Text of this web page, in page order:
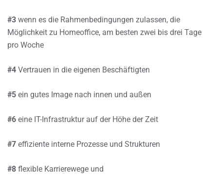
#3 wenn es die Rahmenbedingungen zulassen, die
Möglichkeit zu Homeoffice, am besten zwei bis drei Tage
pro Woche
#4 Vertrauen in die eigenen Beschäftigten
#5 ein gutes Image nach innen und außen
#6 eine IT-Infrastruktur auf der Höhe der Zeit
#7 effiziente interne Prozesse und Strukturen
#8 flexible Karrierewege und